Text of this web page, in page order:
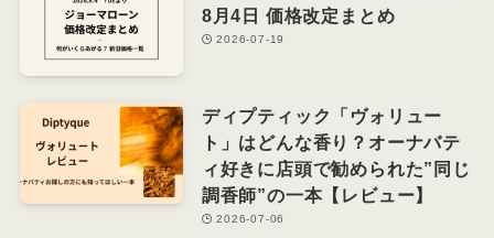
8月4日 価格改定まとめ
2026-07-19
ディプティック「ヴォリュー
ト」はどんな香り？オーナバテ
ィ好きに店頭で勧められた”同じ
調香師”の一本【レビュー】
2026-07-06